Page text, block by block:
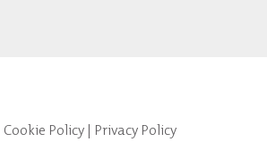
Cookie Policy| Privacy Policy